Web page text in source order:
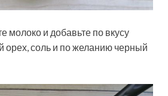
молоко и добавьте по вкусу
орех, соль и по желанию черный